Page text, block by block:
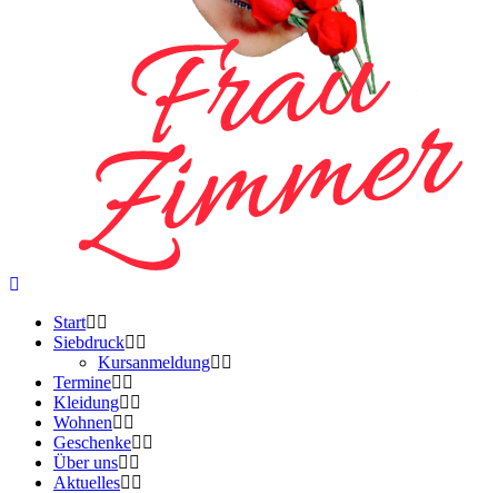
Start
Siebdruck
Kursanmeldung
Termine
Kleidung
Wohnen
Geschenke
Über uns
Aktuelles